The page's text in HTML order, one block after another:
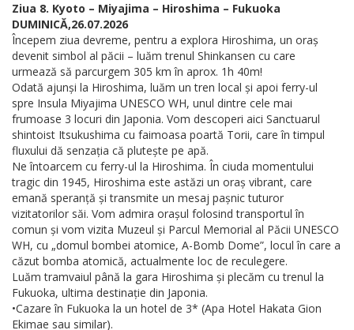
Ziua 8. Kyoto – Miyajima – Hiroshima – Fukuoka
DUMINICĂ,26.07.2026
Începem ziua devreme, pentru a explora Hiroshima, un oraș
devenit simbol al păcii – luăm trenul Shinkansen cu care
urmează să parcurgem 305 km în aprox. 1h 40m!
Odată ajunși la Hiroshima, luăm un tren local și apoi ferry-ul
spre Insula Miyajima UNESCO WH, unul dintre cele mai
frumoase 3 locuri din Japonia. Vom descoperi aici Sanctuarul
shintoist Itsukushima cu faimoasa poartă Torii, care în timpul
fluxului dă senzația că plutește pe apă.
Ne întoarcem cu ferry-ul la Hiroshima. În ciuda momentului
tragic din 1945, Hiroshima este astăzi un oraș vibrant, care
emană speranță și transmite un mesaj pașnic tuturor
vizitatorilor săi. Vom admira orașul folosind transportul în
comun și vom vizita Muzeul și Parcul Memorial al Păcii UNESCO
WH, cu „domul bombei atomice, A-Bomb Dome”, locul în care a
căzut bomba atomică, actualmente loc de reculegere.
Luăm tramvaiul până la gara Hiroshima și plecăm cu trenul la
Fukuoka, ultima destinație din Japonia.
•Cazare în Fukuoka la un hotel de 3* (Apa Hotel Hakata Gion
Ekimae sau similar).